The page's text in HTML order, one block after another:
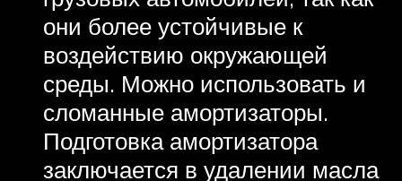
они более устойчивые к
воздействию окружающей
среды. Можно использовать и
сломанные амортизаторы.
Подготовка амортизатора
заключается в удалении масла